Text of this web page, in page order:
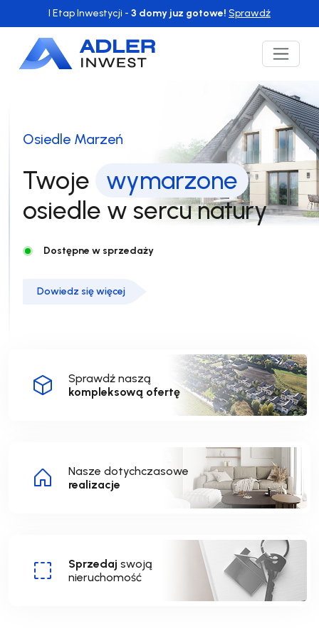
I Etap Inwestycji - 3 domy juz gotowe! Sprawdź
Osiedle Marzeń
Twoje wymarzone
osiedle w sercu natury
Dostępne w sprzedaży
Dowiedz się więcej
Sprawdź naszą
kompleksową ofertę
Nasze dotychczasowe
realizacje
Sprzedaj swoją
nieruchomość